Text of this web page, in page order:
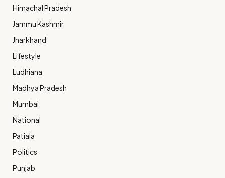
Himachal Pradesh
Jammu Kashmir
Jharkhand
Lifestyle
Ludhiana
Madhya Pradesh
Mumbai
National
Patiala
Politics
Punjab